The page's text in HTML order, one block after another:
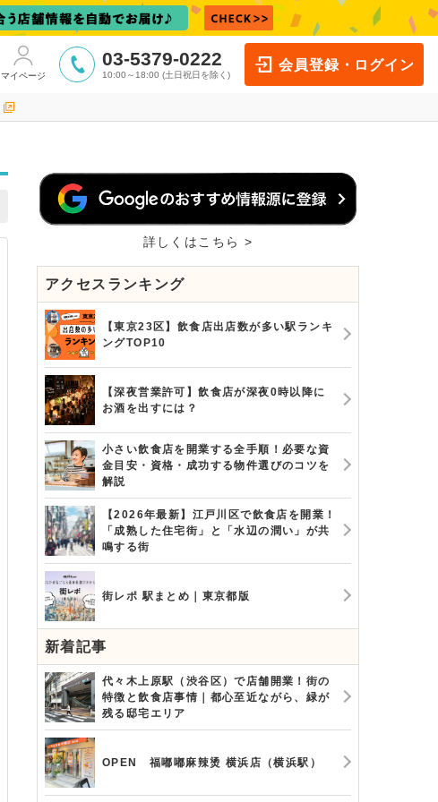
マイページ
03-5379-0222
10:00～18:00 (土日祝日を除く)
会員登録・ログイン
詳しくはこちら >
アクセスランキング
【東京23区】飲食店出店数が多い駅ランキ
ングTOP10
【深夜営業許可】飲食店が深夜0時以降に
お酒を出すには？
小さい飲食店を開業する全手順！必要な資
金目安・資格・成功する物件選びのコツを
解説
【2026年最新】江戸川区で飲食店を開業！
「成熟した住宅街」と「水辺の潤い」が共
鳴する街
街レポ 駅まとめ｜東京都版
新着記事
代々木上原駅（渋谷区）で店舗開業！街の
特徴と飲食店事情｜都心至近ながら、緑が
残る邸宅エリア
OPEN 福嘟嘟麻辣烫 横浜店（横浜駅）